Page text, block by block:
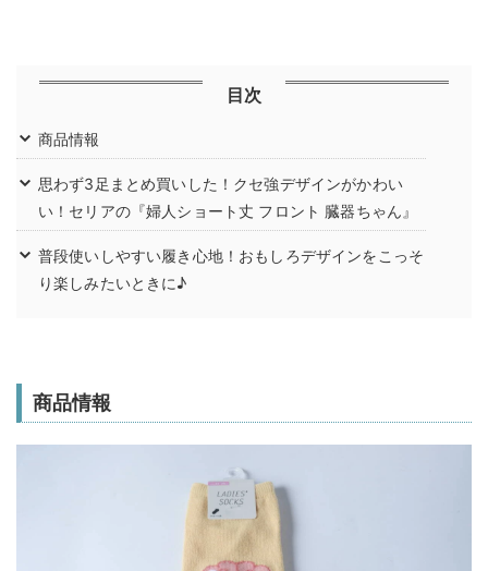
目次
商品情報
思わず3足まとめ買いした！クセ強デザインがかわい
い！セリアの『婦人ショート丈 フロント 臓器ちゃん』
普段使いしやすい履き心地！おもしろデザインをこっそ
り楽しみたいときに♪
商品情報